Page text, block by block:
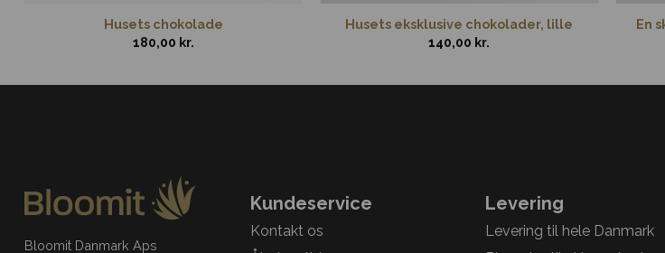
Husets chokolade
180,00 kr.
Husets eksklusive chokolader, lille
140,00 kr.
En
Bloomit Danmark Aps
Kundeservice
Kontakt os
Levering
Levering til hele Danmark